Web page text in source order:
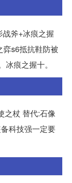
斧+冰痕之握
弈s6抵抗鞋防被
痕之握十。
之杖 替代:石像
科技强一定要